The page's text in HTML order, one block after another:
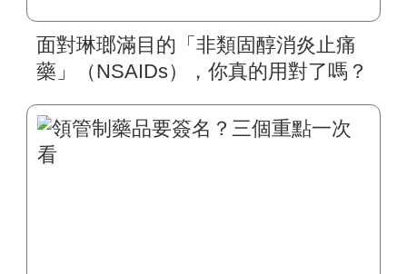
面對琳瑯滿目的「非類固醇消炎止痛
藥」（NSAIDs），你真的用對了嗎？